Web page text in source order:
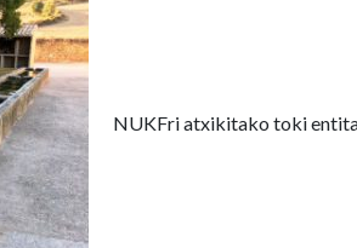
NUKFri atxikitako toki